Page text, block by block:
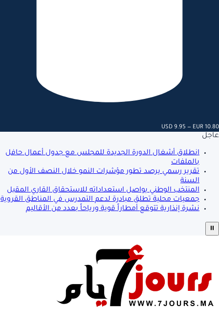
USD 9.95 — EUR 10.80
عاجل
انطلاق أشغال الدورة الجديدة للمجلس مع جدول أعمال حافل
بالملفات
تقرير رسمي يرصد تطور مؤشرات النمو خلال النصف الأول من
السنة
المنتخب الوطني يواصل استعداداته للاستحقاق القاري المقبل
جمعيات محلية تطلق مبادرة لدعم التمدرس في المناطق القروية
نشرة إنذارية تتوقع أمطاراً قوية ورياحاً بعدد من الأقاليم
⏸